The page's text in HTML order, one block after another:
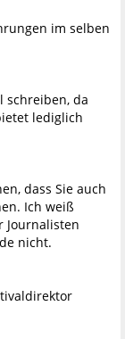
im selben
schreiben, da
lediglich
dass Sie auch
Ich weiß
Journalisten
nicht.